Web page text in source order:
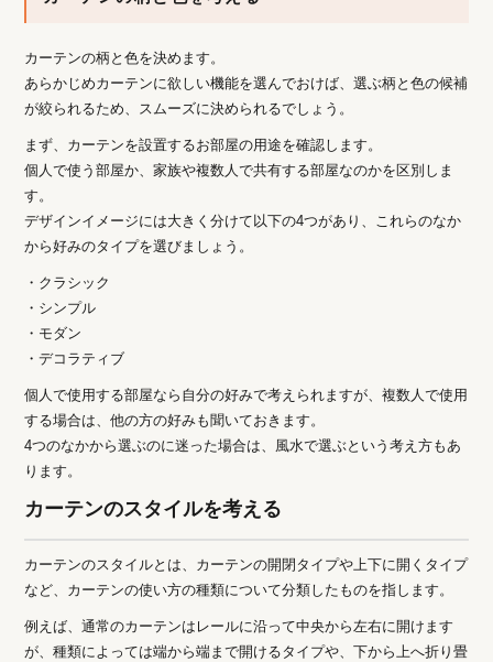
カーテンの柄と色を決めます。
あらかじめカーテンに欲しい機能を選んでおけば、選ぶ柄と色の候補
が絞られるため、スムーズに決められるでしょう。
まず、カーテンを設置するお部屋の用途を確認します。
個人で使う部屋か、家族や複数人で共有する部屋なのかを区別しま
す。
デザインイメージには大きく分けて以下の4つがあり、これらのなか
から好みのタイプを選びましょう。
・クラシック
・シンプル
・モダン
・デコラティブ
個人で使用する部屋なら自分の好みで考えられますが、複数人で使用
する場合は、他の方の好みも聞いておきます。
4つのなかから選ぶのに迷った場合は、風水で選ぶという考え方もあ
ります。
カーテンのスタイルを考える
カーテンのスタイルとは、カーテンの開閉タイプや上下に開くタイプ
など、カーテンの使い方の種類について分類したものを指します。
例えば、通常のカーテンはレールに沿って中央から左右に開けます
が、種類によっては端から端まで開けるタイプや、下から上へ折り畳